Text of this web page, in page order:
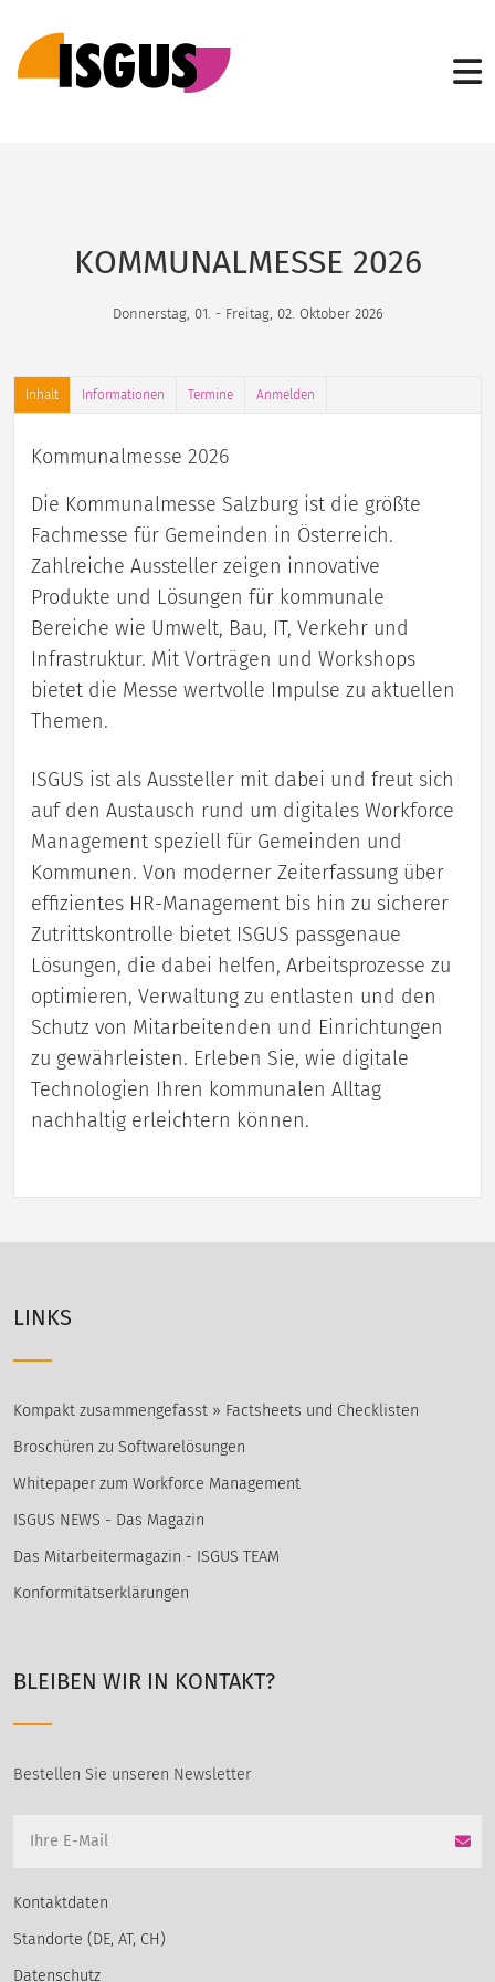
KOMMUNALMESSE 2026
Donnerstag, 01. - Freitag, 02. Oktober 2026
Inhalt Informationen Termine Anmelden
Kommunalmesse 2026
Die Kommunalmesse Salzburg ist die größte
Fachmesse für Gemeinden in Österreich.
Zahlreiche Aussteller zeigen innovative
Produkte und Lösungen für kommunale
Bereiche wie Umwelt, Bau, IT, Verkehr und
Infrastruktur. Mit Vorträgen und Workshops
bietet die Messe wertvolle Impulse zu aktuellen
Themen.
ISGUS ist als Aussteller mit dabei und freut sich
auf den Austausch rund um digitales Workforce
Management speziell für Gemeinden und
Kommunen. Von moderner Zeiterfassung über
effizientes HR-Management bis hin zu sicherer
Zutrittskontrolle bietet ISGUS passgenaue
Lösungen, die dabei helfen, Arbeitsprozesse zu
optimieren, Verwaltung zu entlasten und den
Schutz von Mitarbeitenden und Einrichtungen
zu gewährleisten. Erleben Sie, wie digitale
Technologien Ihren kommunalen Alltag
nachhaltig erleichtern können.
LINKS
Kompakt zusammengefasst » Factsheets und Checklisten
Broschüren zu Softwarelösungen
Whitepaper zum Workforce Management
ISGUS NEWS - Das Magazin
Das Mitarbeitermagazin - ISGUS TEAM
Konformitätserklärungen
BLEIBEN WIR IN KONTAKT?
Bestellen Sie unseren Newsletter
Kontaktdaten
Standorte (DE, AT, CH)
Datenschutz